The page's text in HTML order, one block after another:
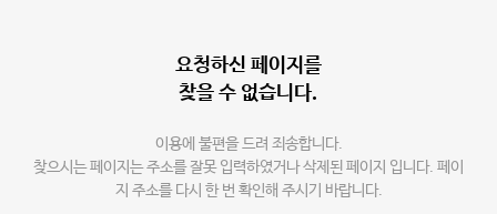
요청하신 페이지를
찾을 수 없습니다.
이용에 불편을 드려 죄송합니다.
찾으시는 페이지는 주소를 잘못 입력하였거나 삭제된 페이지 입니다. 페이
지 주소를 다시 한 번 확인해 주시기 바랍니다.